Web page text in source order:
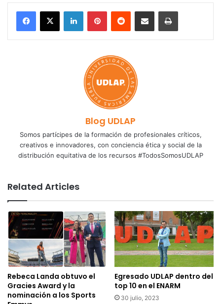
LinkedInPinterestReddit Share via Email Print
Blog UDLAP
Somos partícipes de la formación de profesionales críticos,
creativos e innovadores, con conciencia ética y social de la
distribución equitativa de los recursos #TodosSomosUDLAP
Related Articles
Rebeca Landa obtuvo el
Gracies Award y la
nominación a los Sports
Egresado UDLAP dentro del
top 10 en el ENARM
30 julio, 2023